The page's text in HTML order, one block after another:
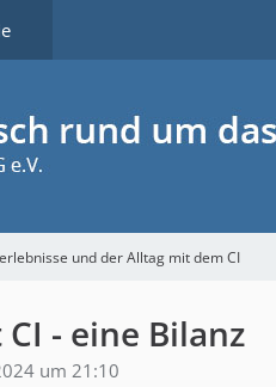
und der Alltag mit dem CI
- eine Bilanz
um 21:10